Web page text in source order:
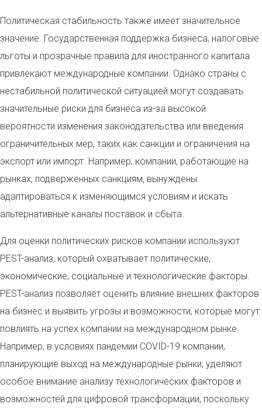
Политическая стабильность также имеет значительное
значение. Государственная поддержка бизнеса, налоговые
льготы и прозрачные правила для иностранного капитала
привлекают международные компании. Однако страны с
нестабильной политической ситуацией могут создавать
значительные риски для бизнеса из-за высокой
вероятности изменения законодательства или введения
ограничительных мер, таких как санкции и ограничения на
экспорт или импорт. Например, компании, работающие на
рынках, подверженных санкциям, вынуждены
адаптироваться к изменяющимся условиям и искать
альтернативные каналы поставок и сбыта.
Для оценки политических рисков компании используют
PEST-анализ, который охватывает политические,
экономические, социальные и технологические факторы.
PEST-анализ позволяет оценить влияние внешних факторов
на бизнес и выявить угрозы и возможности, которые могут
повлиять на успех компании на международном рынке.
Например, в условиях пандемии COVID-19 компании,
планирующие выход на международные рынки, уделяют
особое внимание анализу технологических факторов и
возможностей для цифровой трансформации, поскольку